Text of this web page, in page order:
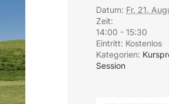
Datum: Fr. 21.
Zeit:
14:00 - 15:30
Eintritt: Kostenlos
Kategorien:
Session